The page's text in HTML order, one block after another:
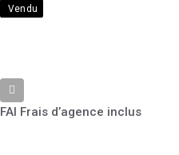
Vendu
FAI Frais d’agence inclus